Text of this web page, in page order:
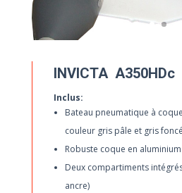
INVICTA A350HDc
Inclus:
Bateau pneumatique à
couleur gris pâle et gris foncé
Robuste coque en
Deux compartiments
ancre)